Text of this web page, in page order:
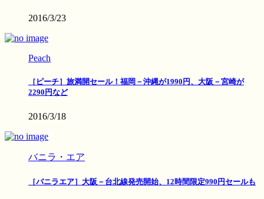
2016/3/23
Peach
［ピーチ］旅満開セール！福岡－沖縄が1990円、大阪－宮崎が
2290円など
2016/3/18
バニラ・エア
［バニラエア］大阪－台北線発売開始、12時間限定990円セールも